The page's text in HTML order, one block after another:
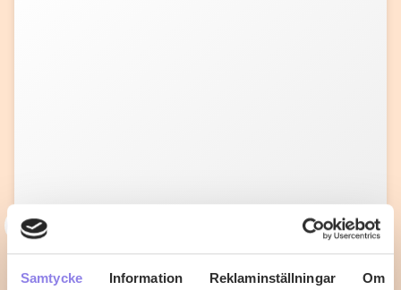
Samtycke Information Reklaminställningar Om
T
Knafeh med Mascarpone